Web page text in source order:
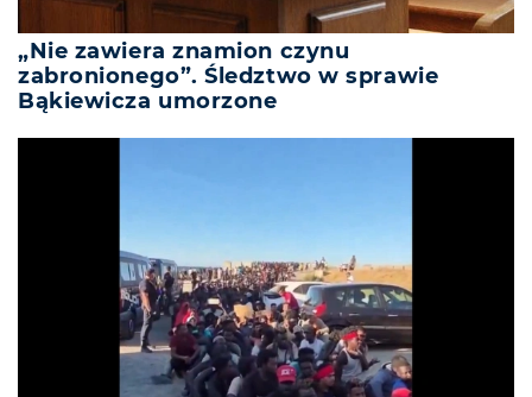
„Nie zawiera znamion czynu
zabronionego”. Śledztwo w sprawie
Bąkiewicza umorzone